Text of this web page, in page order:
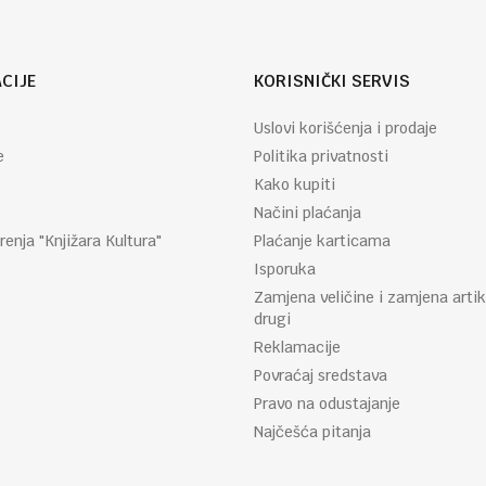
"Knjižara Kultura"
KORISNIČKI SERVIS
Uslovi korišćenja i prodaje
Politika privatnosti
Kako kupiti
Načini plaćanja
Plaćanje karticama
Isporuka
Zamjena veličine i zamjena
drugi
Reklamacije
Povraćaj sredstava
Pravo na odustajanje
Najčešća pitanja